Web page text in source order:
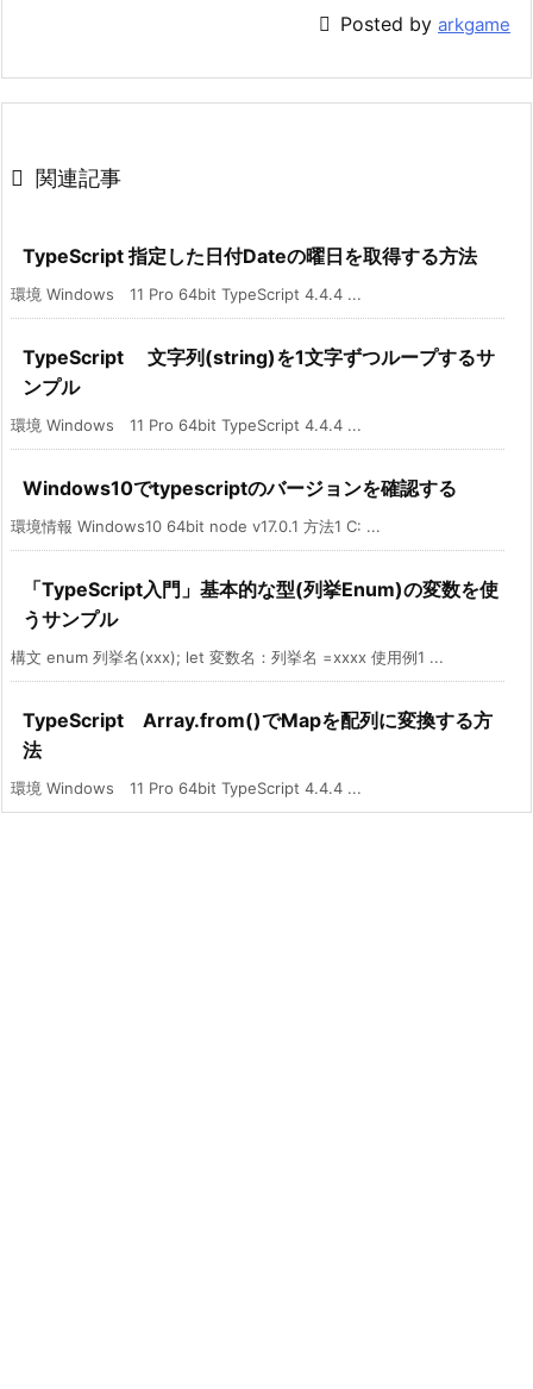
 Posted by arkgame
 関連記事
TypeScript 指定した日付Dateの曜日を取得する方法
環境 Windows 11 Pro 64bit TypeScript 4.4.4 ...
TypeScript 文字列(string)を1文字ずつループするサ
ンプル
環境 Windows 11 Pro 64bit TypeScript 4.4.4 ...
Windows10でtypescriptのバージョンを確認する
環境情報 Windows10 64bit node v17.0.1 方法1 C: ...
「TypeScript入門」基本的な型(列挙Enum)の変数を使
うサンプル
構文 enum 列挙名(xxx); let 変数名：列挙名 =xxxx 使用例1 ...
TypeScript Array.from()でMapを配列に変換する方
法
環境 Windows 11 Pro 64bit TypeScript 4.4.4 ...